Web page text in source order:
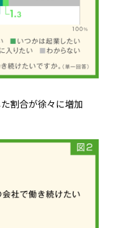
割合が徐々に増加